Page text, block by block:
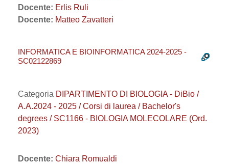
Docente: Erlis Ruli
Docente: Matteo Zavatteri
INFORMATICA E BIOINFORMATICA 2024-2025 -
SC02122869
Categoria DIPARTIMENTO DI BIOLOGIA - DiBio /
A.A.2024 - 2025 / Corsi di laurea / Bachelor's
degrees / SC1166 - BIOLOGIA MOLECOLARE (Ord.
2023)
Docente: Chiara Romualdi